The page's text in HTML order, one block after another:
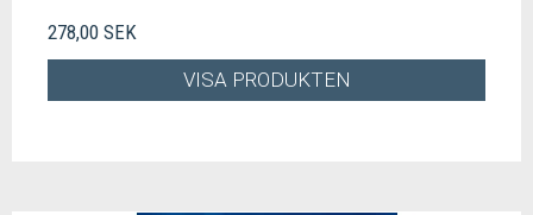
278,00 SEK
VISA PRODUKTEN